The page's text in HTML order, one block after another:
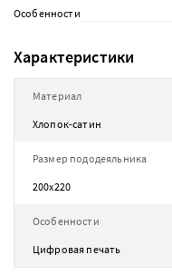
Особенности
Характеристики
Материал
Хлопок-сатин
Размер пододеяльника
200х220
Особенности
Цифровая печать